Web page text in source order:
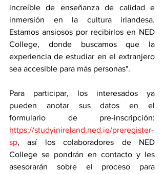
increíble de enseñanza de calidad e
inmersión en la cultura irlandesa.
Estamos ansiosos por recibirlos en NED
College, donde buscamos que la
experiencia de estudiar en el extranjero
sea accesible para más personas".
Para participar, los interesados ya
pueden anotar sus datos en el
https://studyinireland.ned.ie/preregister-
sp, así los colaboradores de NED
College se pondrán en contacto y les
asesorarán sobre el proceso para